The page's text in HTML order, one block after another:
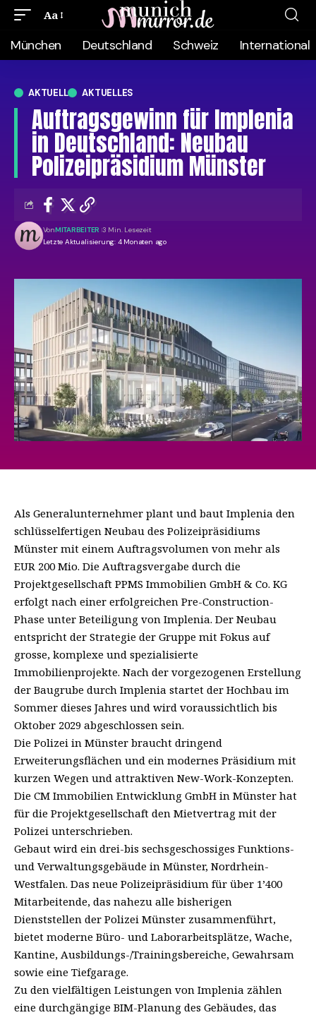
Aa
München Deutschland Schweiz International
AKTUELL AKTUELLES
Auftragsgewinn für Implenia
in Deutschland: Neubau
Polizeipräsidium Münster
Letzte Aktualisierung: 4 Monaten ago
VonMITARBEITER 3 Min. Lesezeit
Als Generalunternehmer plant und baut Implenia den
schlüsselfertigen Neubau des Polizeipräsidiums
Münster mit einem Auftragsvolumen von mehr als
EUR 200 Mio. Die Auftragsvergabe durch die
Projektgesellschaft PPMS Immobilien GmbH & Co. KG
erfolgt nach einer erfolgreichen Pre-Construction-
Phase unter Beteiligung von Implenia. Der Neubau
entspricht der Strategie der Gruppe mit Fokus auf
grosse, komplexe und spezialisierte
Immobilienprojekte. Nach der vorgezogenen Erstellung
der Baugrube durch Implenia startet der Hochbau im
Sommer dieses Jahres und wird voraussichtlich bis
Oktober 2029 abgeschlossen sein.
Die Polizei in Münster braucht dringend
Erweiterungsflächen und ein modernes Präsidium mit
kurzen Wegen und attraktiven New-Work-Konzepten.
Die CM Immobilien Entwicklung GmbH in Münster hat
für die Projektgesellschaft den Mietvertrag mit der
Polizei unterschrieben.
Gebaut wird ein drei-bis sechsgeschossiges Funktions-
und Verwaltungsgebäude in Münster, Nordrhein-
Westfalen. Das neue Polizeipräsidium für über 1’400
Mitarbeitende, das nahezu alle bisherigen
Dienststellen der Polizei Münster zusammenführt,
bietet moderne Büro- und Laborarbeitsplätze, Wache,
Kantine, Ausbildungs-/Trainingsbereiche, Gewahrsam
sowie eine Tiefgarage.
Zu den vielfältigen Leistungen von Implenia zählen
eine durchgängige BIM-Planung des Gebäudes, das